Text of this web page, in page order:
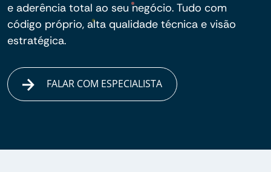
e aderência total ao seu negócio. Tudo com
código próprio, alta qualidade técnica e visão
estratégica.
FALAR COM ESPECIALISTA